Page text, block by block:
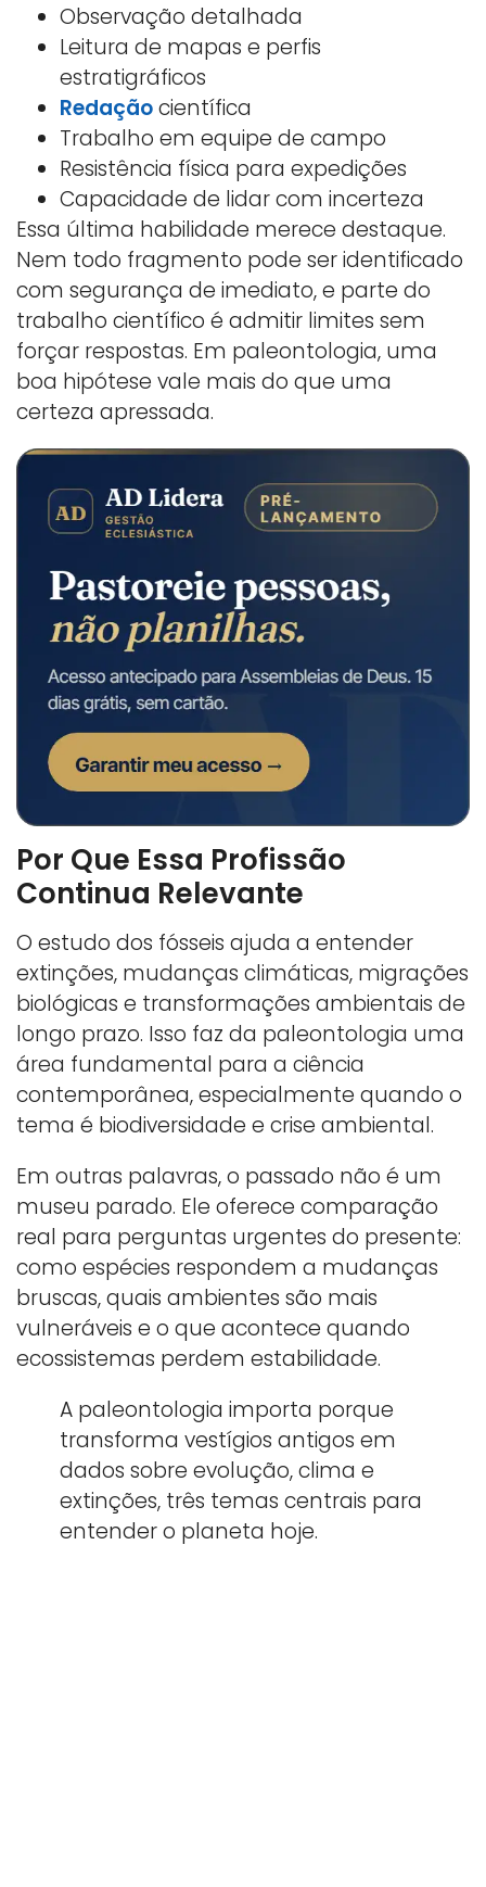
Observação detalhada
Leitura de mapas e perfis
estratigráficos
Redaçãocientífica
Trabalho em equipe de campo
Resistência física para expedições
Capacidade de lidar com incerteza
Essa última habilidade merece destaque.
Nem todo fragmento pode ser identificado
com segurança de imediato, e parte do
trabalho científico é admitir limites sem
forçar respostas. Em paleontologia, uma
boa hipótese vale mais do que uma
certeza apressada.
Por Que Essa Profissão
Continua Relevante
O estudo dos fósseis ajuda a entender
extinções, mudanças climáticas, migrações
biológicas e transformações ambientais de
longo prazo. Isso faz da paleontologia uma
área fundamental para a ciência
contemporânea, especialmente quando o
tema é biodiversidade e crise ambiental.
Em outras palavras, o passado não é um
museu parado. Ele oferece comparação
real para perguntas urgentes do presente:
como espécies respondem a mudanças
bruscas, quais ambientes são mais
vulneráveis e o que acontece quando
ecossistemas perdem estabilidade.
A paleontologia importa porque
transforma vestígios antigos em
dados sobre evolução, clima e
extinções, três temas centrais para
entender o planeta hoje.